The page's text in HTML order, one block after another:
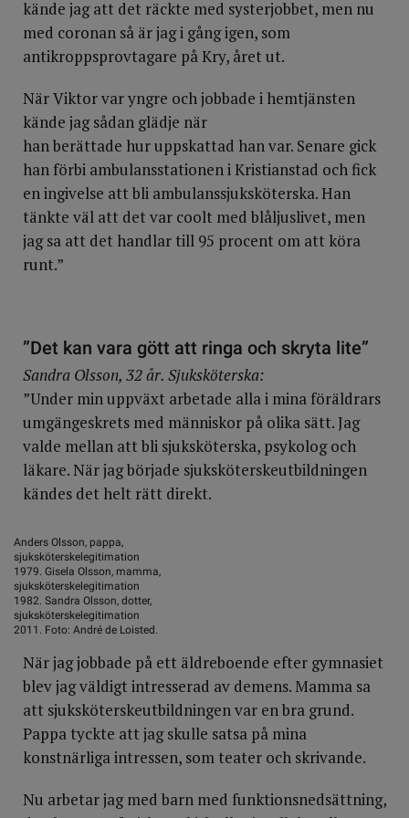
kände jag att det räckte med systerjobbet, men nu
med coronan så är jag i gång igen, som
antikroppsprovtagare på Kry, året ut.
När Viktor var yngre och jobbade i hemtjänsten
kände jag sådan glädje när
han berättade hur uppskat­tad han var. Senare gick
han förbi ambulans­stationen i Kristianstad och fick
en ingivelse att bli ambulanssjuksköterska. Han
tänkte väl att det var coolt med blåljuslivet, men
jag sa att det handlar till 95 procent om att köra
runt.”
”Det kan vara gött att ringa och skryta lite”
Sandra Olsson, 32 år. Sjuksköterska:
”Under min uppväxt arbetade alla i mina föräldrars
umgänges­krets med människor på olika sätt. Jag
valde mellan att bli sjuksköterska, psykolog och
läkare. När jag började sjuksköterskeutbildningen
kändes det helt rätt direkt.
Anders Olsson, pappa,
sjuksköterskelegitimation
1979. Gisela Olsson, mamma,
sjuksköterskelegitimation
1982. Sandra Olsson, dotter,
sjuksköterskelegitimation
2011. Foto: André de Loisted.
När jag jobbade på ett äldreboende efter gymna­siet
blev jag väldigt intresserad av demens. Mamma sa
att sjuksköterske­utbild­ningen var en bra grund.
Pappa tyckte att jag skulle satsa på mina
konstnärliga intressen, som teater och skrivande.
Nu arbetar jag med barn med funktionsnedsättning,